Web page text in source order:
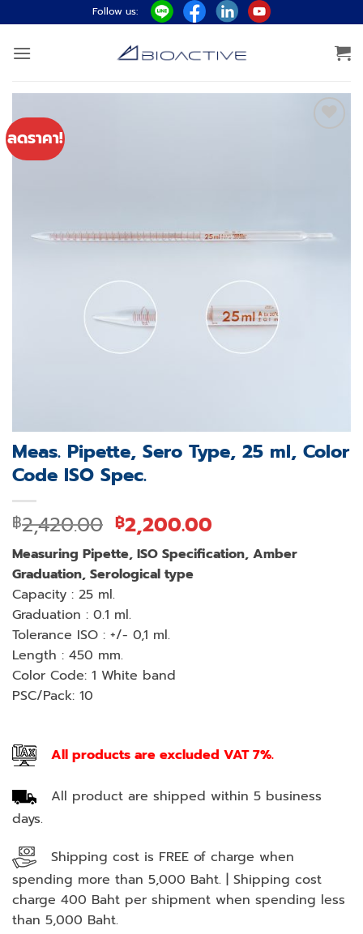
ไป
ยัง
Follow us:
ลดราคา!
Meas. Pipette, Sero Type, 25 ml, Color
Code ISO Spec.
฿2,420.00 Original
price
was:
฿2,420.00.
฿2,200.00
price
is:
Measuring Pipette, ISO Specification, Amber
Graduation, Serological type
Capacity : 25 ml.
Graduation : 0.1 ml.
Tolerance ISO : +/- 0,1 ml.
Length : 450 mm.
Color Code: 1 White band
PSC/Pack: 10
All products are excluded VAT 7%.
All product are shipped within 5 business
days.
Shipping cost is FREE of charge when
spending more than 5,000 Baht. | Shipping cost
charge 400 Baht per shipment when spending less
than 5,000 Baht.